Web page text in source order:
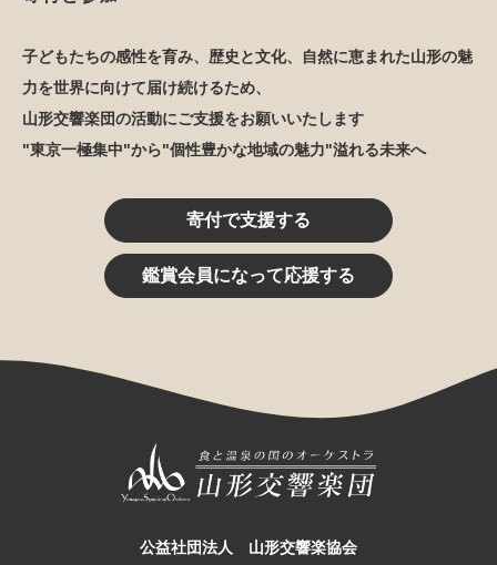
子どもたちの感性を育み、歴史と文化、自然に恵まれた山形の魅
力を世界に向けて届け続けるため、
山形交響楽団の活動にご支援をお願いいたします
"東京一極集中"から"個性豊かな地域の魅力"溢れる未来へ
寄付で支援する
鑑賞会員になって応援する
公益社団法人 山形交響楽協会